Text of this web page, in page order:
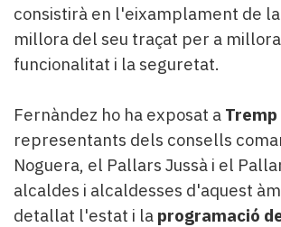
consistirà en l'eixamplament de
millora del seu traçat per a
funcionalitat i la seguretat.
Fernàndez ho ha exposat a Tremp
representants dels consells
Noguera, el Pallars Jussà i el
alcaldes i alcaldesses d'aquest
detallat l'estat i la programació